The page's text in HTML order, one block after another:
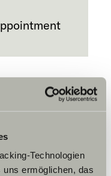
Technologien
ermöglichen, das